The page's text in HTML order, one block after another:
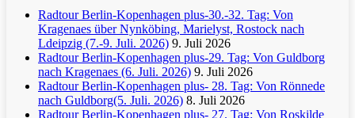
Radtour Berlin-Kopenhagen plus-30.-32. Tag: Von
Kragenaes über Nynköbing, Marielyst, Rostock nach
Ldeipzig (7.-9. Juli. 2026) 9. Juli 2026
Radtour Berlin-Kopenhagen plus-29. Tag: Von Guldborg
nach Kragenaes (6. Juli. 2026) 9. Juli 2026
Radtour Berlin-Kopenhagen plus- 28. Tag: Von Rönnede
nach Guldborg(5. Juli. 2026) 8. Juli 2026
Radtour Berlin-Kopenhagen plus- 27. Tag: Von Roskilde